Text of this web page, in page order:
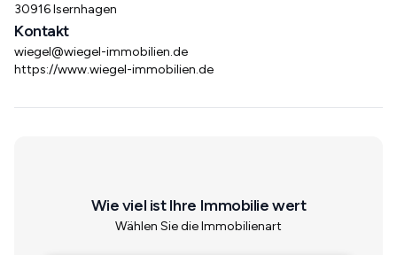
30916 Isernhagen
Kontakt
wiegel@wiegel-immobilien.de
https://www.wiegel-immobilien.de
Wie viel ist Ihre Immobilie wert
Wählen Sie die Immobilienart